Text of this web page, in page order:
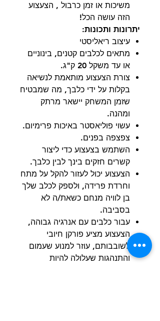
משיכות או זמן כרבול , הצעצוע
הזה עושה הכל!
יתרונות ותכונות:
עיצוב ריאליסטי
מתאים לכלבים קטנים, בינוניים
או עד משקל 20 ק"ג.
צורת הצעצוע מותאמת לנשיאה
בקלות על ידי כלבך, מה שמבטיח
שזמן המשחק יישאר מרתק
ומהנה.
עשוי פוליאסטר באיכות פרימיום.
צפצפה בפנים.
השתמש בצעצוע כדי ליצור
קשרים חזקים בינך לבין כלבך.
הצעצוע יכול לעזור להקל על מתח
וחרדת פרידה, ולספק לכלב שלך
בן לוויה מנחם כשאת/ה לא
בסביבה.
עבור כלבים עם אנרגיה גבוהה,
הצעצוע מציע פורקן חיובי
לשובבותם, עוזר למנוע שעמום
והתנהגות שעלולה להיות